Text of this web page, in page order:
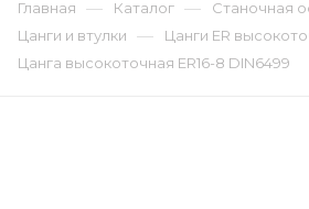
Главная — Каталог — Станочная
Цанги и втулки — Цанги ER
Цанга высокоточная ER16-8 DIN6499